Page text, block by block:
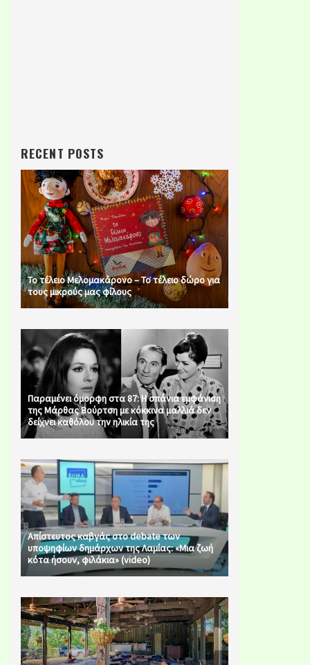
RECENT POSTS
Το τέλειο Μελομακάρονο – Το τέλειο δώρο για
τους μικρούς μας φίλους
Παραμένει όμορφη στα 87: Η σπάνια εμφάνιση
της Μάρθας Βούρτση με κόκκινα μαλλιά δεν
δείχνει καθόλου την ηλικία της
Απίστευτος καβγάς στο debate των
υποψηφίων δημάρχων της Λαμίας: «Μια ζωή
κότα ήσουν, φιλάκια» (video)